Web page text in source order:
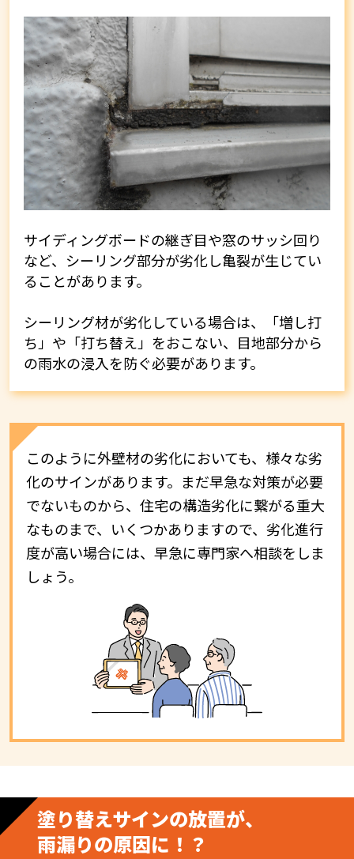
サイディングボードの継ぎ目や窓のサッシ回り
など、シーリング部分が劣化し亀裂が生じてい
ることがあります。
シーリング材が劣化している場合は、「増し打
ち」や「打ち替え」をおこない、目地部分から
の雨水の浸入を防ぐ必要があります。
このように外壁材の劣化においても、様々な劣
化のサインがあります。まだ早急な対策が必要
でないものから、住宅の構造劣化に繋がる重大
なものまで、いくつかありますので、劣化進行
度が高い場合には、早急に専門家へ相談をしま
しょう。
塗り替えサインの放置が、
雨漏りの原因に！？